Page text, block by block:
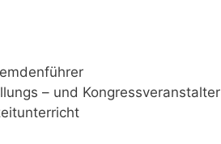
– und Kongressveranstalter